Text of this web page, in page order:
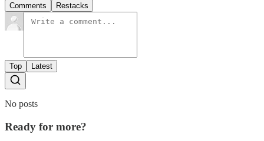
Comments Restacks
Top Latest
No posts
Ready for more?